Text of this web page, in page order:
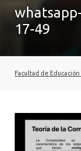
CARRERAS
VINCULACIÓN CON
ALUMNI
17-49
Facultad de Educación